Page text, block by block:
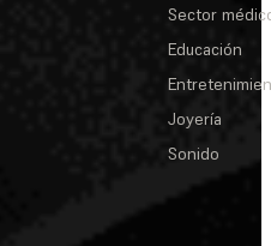
Sector
Educación
Joyería
Sonido